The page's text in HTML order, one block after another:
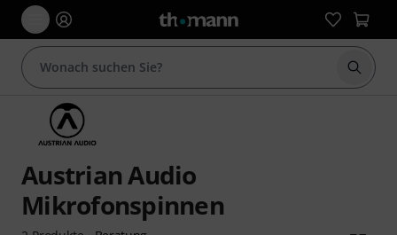
Suche
Austrian Audio
Mikrofonspinnen